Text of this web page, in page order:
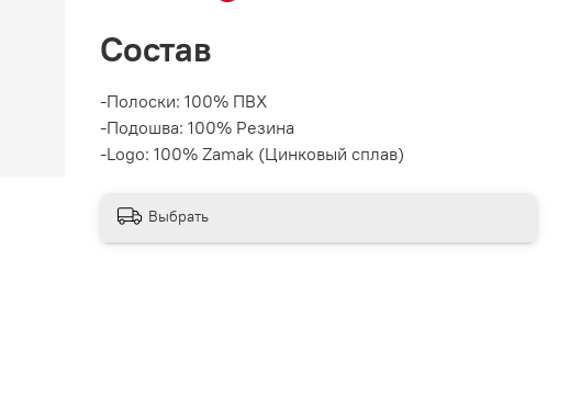
Состав
-Полоски: 100% ПВХ
-Подошва: 100% Резина
-Logo: 100% Zamak (Цинковый сплав)
Выбрать